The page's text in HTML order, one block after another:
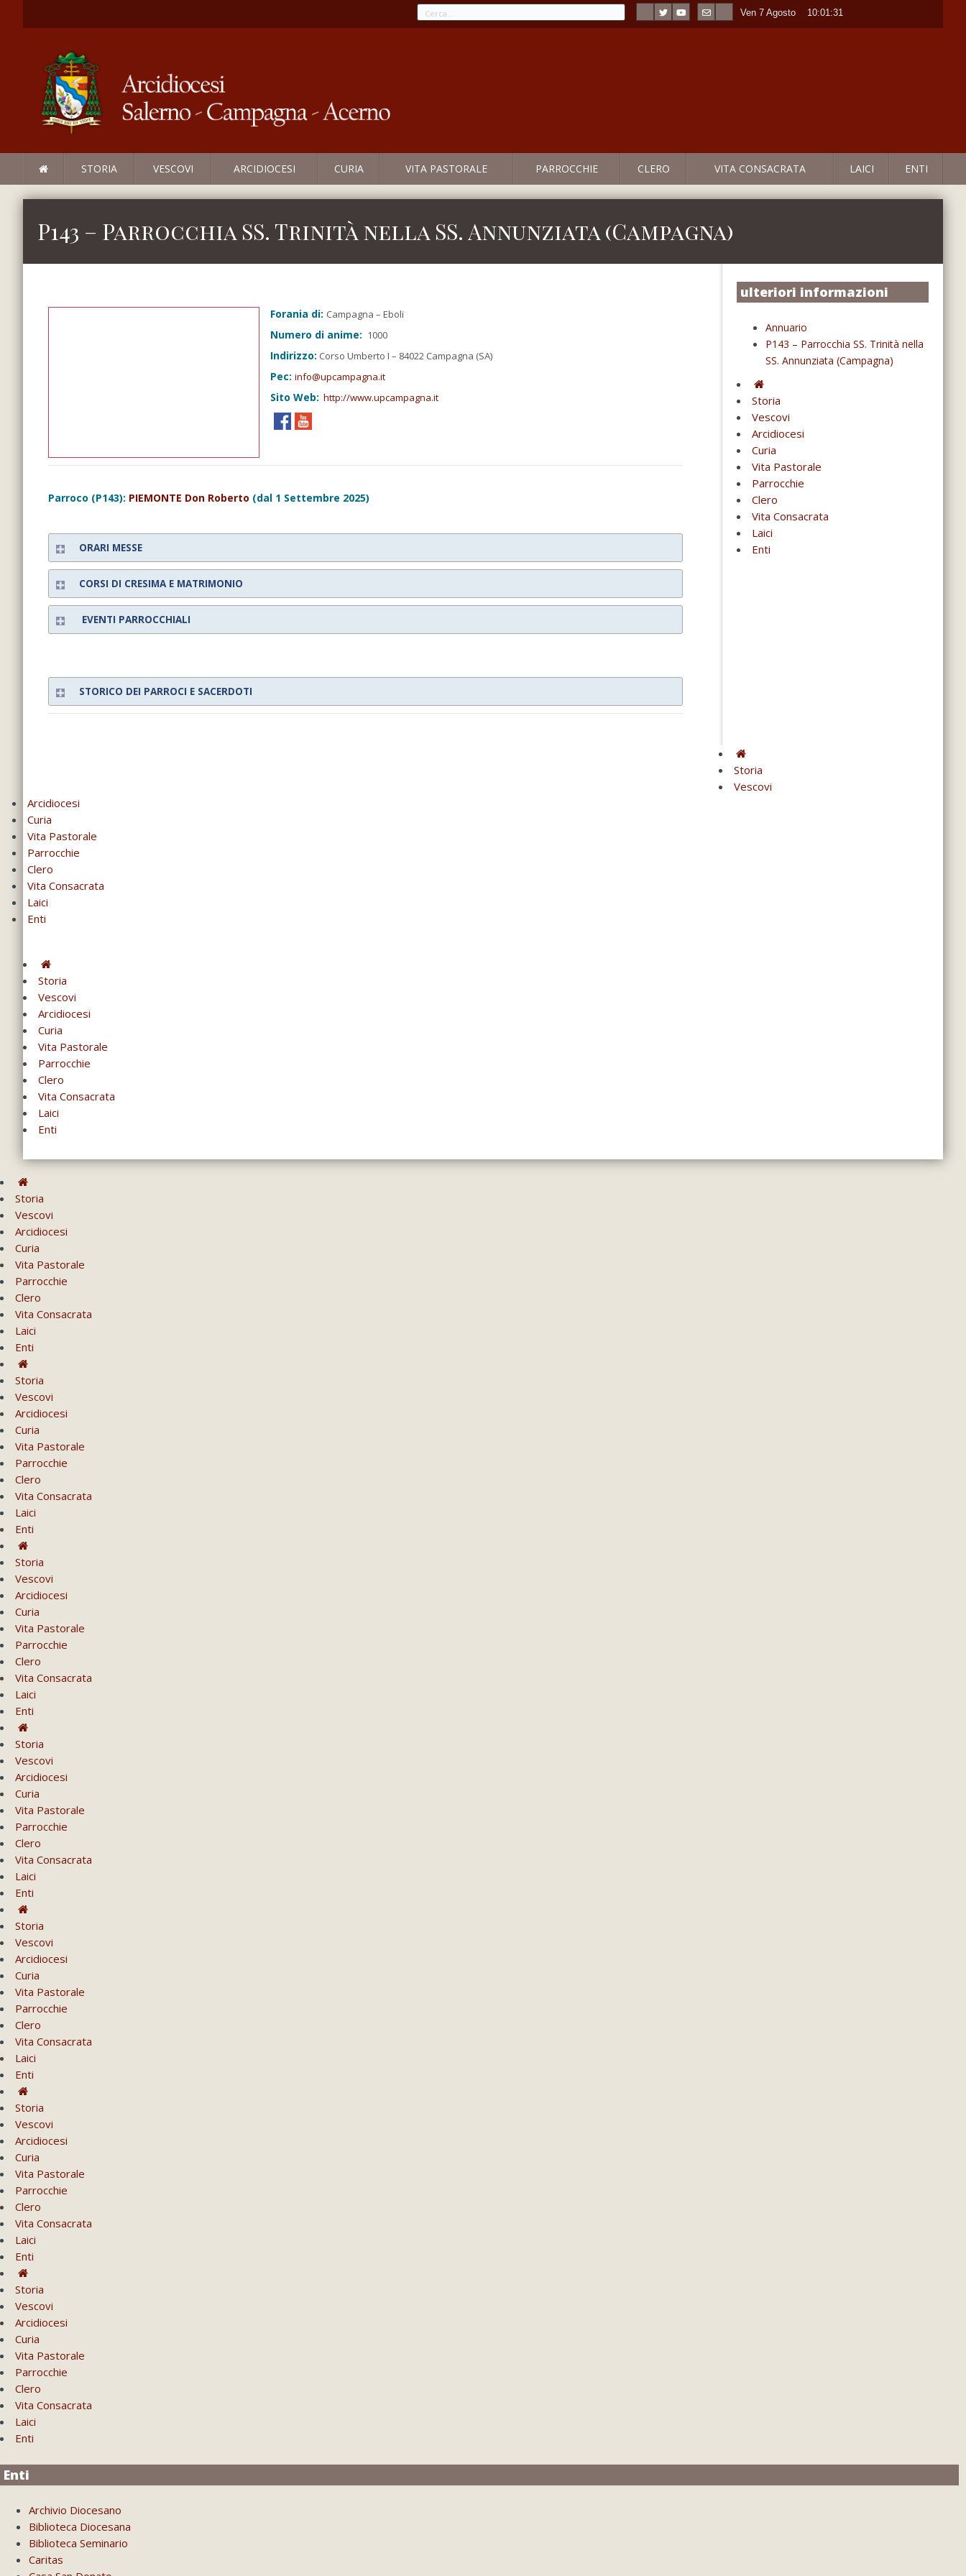
Ven 7 Agosto 10:01:31
STORIA VESCOVI ARCIDIOCESI CURIA VITA PASTORALE PARROCCHIE CLERO VITA CONSACRATA LAICI ENTI
P143 – Parrocchia SS. Trinità nella SS. Annunziata (Campagna)
Forania di: Campagna – Eboli
Numero di anime: 1000
Indirizzo: Corso Umberto I – 84022 Campagna (SA)
Pec:info@upcampagna.it
Sito Web: http://www.upcampagna.it
Parroco (P143): PIEMONTE Don Roberto (dal 1 Settembre 2025)
ORARI MESSE
CORSI DI CRESIMA E MATRIMONIO
EVENTI PARROCCHIALI
STORICO DEI PARROCI E SACERDOTI
ulteriori informazioni
Annuario
P143 – Parrocchia SS. Trinità nella
SS. Annunziata (Campagna)
Storia
Vescovi
Arcidiocesi
Curia
Vita Pastorale
Parrocchie
Clero
Vita Consacrata
Laici
Enti
Storia
Vescovi
Arcidiocesi
Curia
Vita Pastorale
Parrocchie
Clero
Vita Consacrata
Laici
Enti
Storia
Vescovi
Arcidiocesi
Curia
Vita Pastorale
Parrocchie
Clero
Vita Consacrata
Laici
Enti
Storia
Vescovi
Arcidiocesi
Curia
Vita Pastorale
Parrocchie
Clero
Vita Consacrata
Laici
Enti
Storia
Vescovi
Arcidiocesi
Curia
Vita Pastorale
Parrocchie
Clero
Vita Consacrata
Laici
Enti
Storia
Vescovi
Arcidiocesi
Curia
Vita Pastorale
Parrocchie
Clero
Vita Consacrata
Laici
Enti
Storia
Vescovi
Arcidiocesi
Curia
Vita Pastorale
Parrocchie
Clero
Vita Consacrata
Laici
Enti
Storia
Vescovi
Arcidiocesi
Curia
Vita Pastorale
Parrocchie
Clero
Vita Consacrata
Laici
Enti
Storia
Vescovi
Arcidiocesi
Curia
Vita Pastorale
Parrocchie
Clero
Vita Consacrata
Laici
Enti
Storia
Vescovi
Arcidiocesi
Curia
Vita Pastorale
Parrocchie
Clero
Vita Consacrata
Laici
Enti
Enti
Archivio Diocesano
Biblioteca Diocesana
Biblioteca Seminario
Caritas